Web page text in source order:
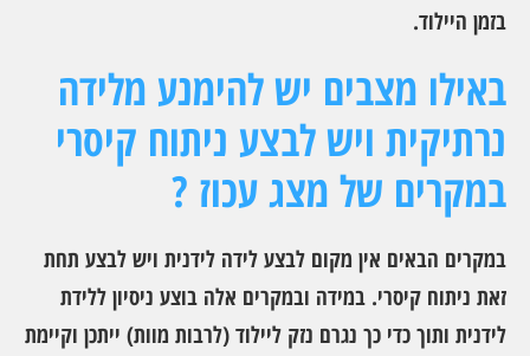
בזמן היילוד.
באילו מצבים יש להימנע מלידה
נרתיקית ויש לבצע ניתוח קיסרי
במקרים של מצג עכוז ?
במקרים הבאים אין מקום לבצע לידה לידנית ויש לבצע תחת
זאת ניתוח קיסרי. במידה ובמקרים אלה בוצע ניסיון ללידת
לידנית ותוך כדי כך נגרם נזק ליילוד (לרבות מוות) ייתכן וקיימת